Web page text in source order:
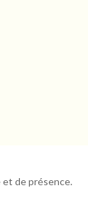
et de présence.